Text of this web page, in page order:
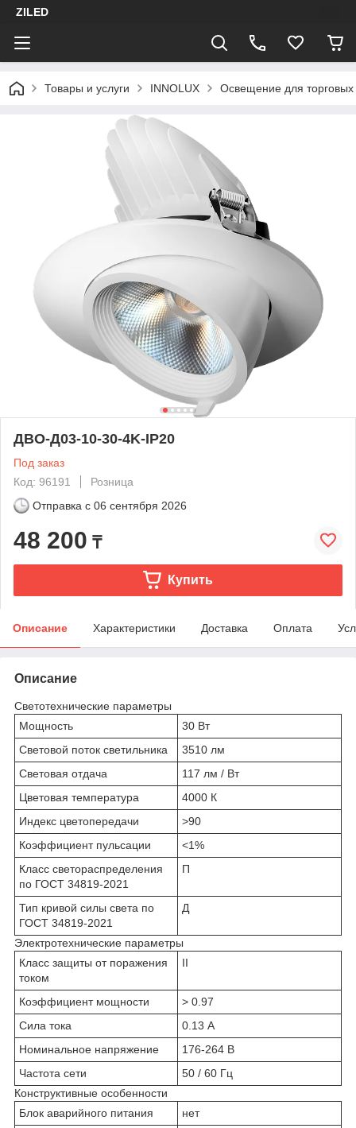
ZILED
Товары и услуги INNOLUX Освещение для торговых
ДВО-Д03-10-30-4K-IP20
Под заказ
Код: 96191
Розница
Отправка с 06 сентября 2026
48 200 ₸
Купить
Описание Характеристики Доставка Оплата
Описание
Светотехнические параметры
Мощность
30 Вт
Световой поток светильника
3510 лм
Световая отдача
117 лм / Вт
Цветовая температура
4000 К
Индекс цветопередачи
>90
Коэффициент пульсации
<1%
Класс светораспределения
по ГОСТ 34819-2021
П
Тип кривой силы света по
ГОСТ 34819-2021
Д
Электротехнические параметры
Класс защиты от поражения
током
II
Коэффициент мощности
> 0.97
Сила тока
0.13 А
Номинальное напряжение
176-264 В
Частота сети
50 / 60 Гц
Конструктивные особенности
Блок аварийного питания
нет